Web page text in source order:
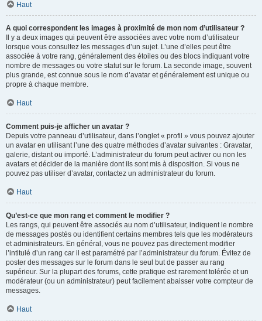
Haut
A quoi correspondent les images à proximité de mon nom d’utilisateur ?
Il y a deux images qui peuvent être associées avec votre nom d’utilisateur
lorsque vous consultez les messages d’un sujet. L’une d’elles peut être
associée à votre rang, généralement des étoiles ou des blocs indiquant votre
nombre de messages ou votre statut sur le forum. La seconde image, souvent
plus grande, est connue sous le nom d’avatar et généralement est unique ou
propre à chaque membre.
Haut
Comment puis-je afficher un avatar ?
Depuis votre panneau d’utilisateur, dans l’onglet « profil » vous pouvez ajouter
un avatar en utilisant l’une des quatre méthodes d’avatar suivantes : Gravatar,
galerie, distant ou importé. L’administrateur du forum peut activer ou non les
avatars et décider de la manière dont ils sont mis à disposition. Si vous ne
pouvez pas utiliser d’avatar, contactez un administrateur du forum.
Haut
Qu’est-ce que mon rang et comment le modifier ?
Les rangs, qui peuvent être associés au nom d’utilisateur, indiquent le nombre
de messages postés ou identifient certains membres tels que les modérateurs
et administrateurs. En général, vous ne pouvez pas directement modifier
l’intitulé d’un rang car il est paramétré par l’administrateur du forum. Évitez de
poster des messages sur le forum dans le seul but de passer au rang
supérieur. Sur la plupart des forums, cette pratique est rarement tolérée et un
modérateur (ou un administrateur) peut facilement abaisser votre compteur de
messages.
Haut